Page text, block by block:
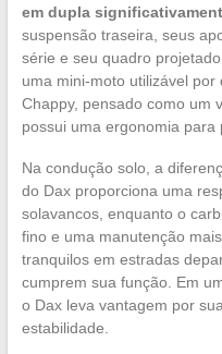
em dupla
suspensão traseira, seus
série e seu quadro
uma mini-moto utilizável
Chappy, pensado como um
possui uma ergonomia
Na condução solo, a
do Dax proporciona uma
solavancos, enquanto o
fino e uma manutenção
tranquilos em estradas
cumprem sua função. Em
o Dax leva vantagem por
estabilidade.